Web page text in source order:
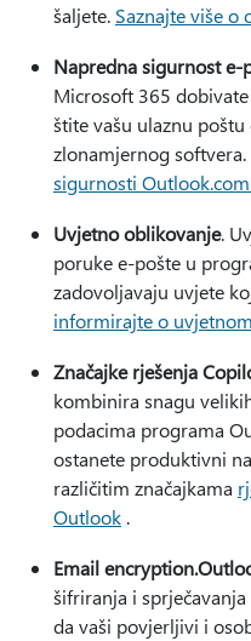
šaljete. Saznajte više o
Napredna sigurnost e-
Microsoft 365
štite vašu ulaznu
zlonamjernog softvera.
sigurnosti
Uvjetno oblikovanje.
poruke e-pošte u
zadovoljavaju uvjete
informirajte o
Značajke rješenja
kombinira snagu
podacima programa
ostanete produktivni
različitim značajkama
Outlook .
Email
šifriranja i
da vaši povjerljivi i